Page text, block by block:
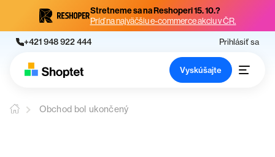
Stretneme sa na Reshoperi 15. 10.?
Príď na najväčšiu e-commerce akciu v ČR.
+421 948 922 444 Prihlásiť sa
Vyskúšajte
Obchod bol ukončený